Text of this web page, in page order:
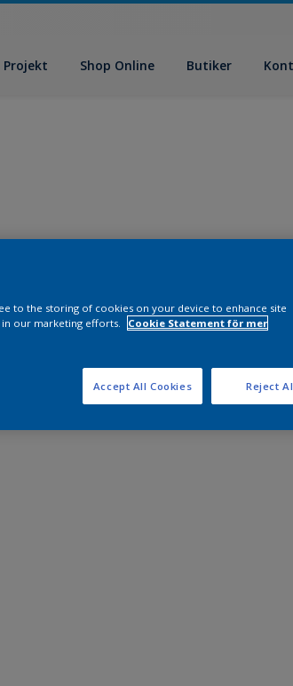
Projekt Shop Online Butiker
to the storing of cookies on your device to enhance site
in our marketing efforts.
Cookie Statement för mer
Reject
Accept All Cookies